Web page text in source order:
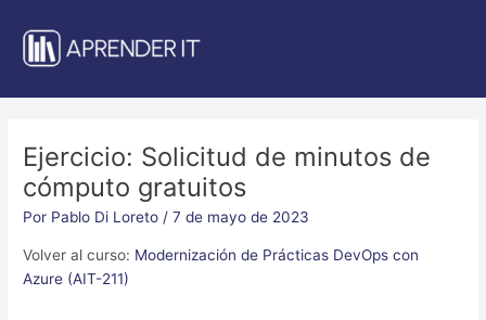
contenido
Ejercicio: Solicitud de minutos de
cómputo gratuitos
Por Pablo Di Loreto/7 de mayo de 2023
Volver al curso: Modernización de Prácticas DevOps con
Azure (AIT-211)